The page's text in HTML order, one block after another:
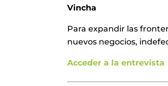
Vincha
Para expandir las
nuevos negocios,
Acceder a la entrevista